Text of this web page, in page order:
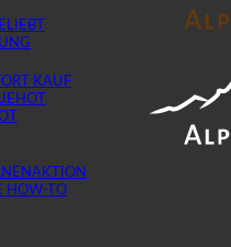
KAUF
HOW-TO